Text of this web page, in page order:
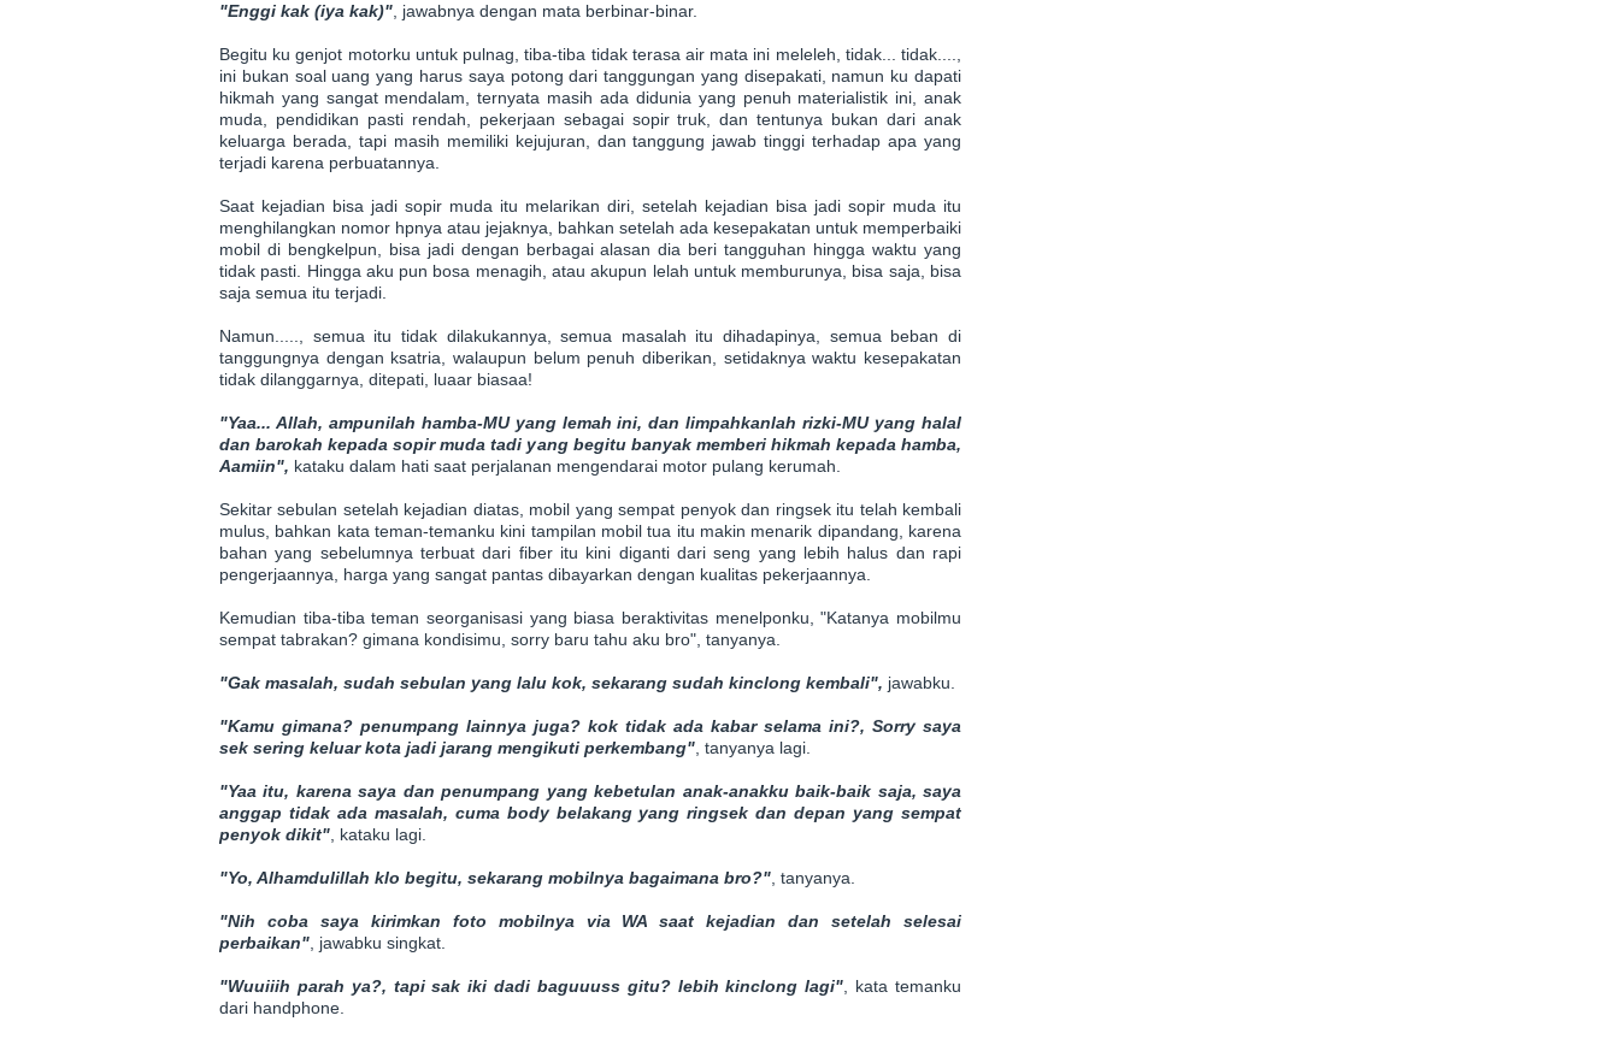
"Enggi kak (iya kak)" , jawabnya dengan mata berbinar-binar.
Begitu ku genjot motorku untuk pulnag, tiba-tiba tidak terasa air mata ini meleleh, tidak... tidak....,
ini bukan soal uang yang harus saya potong dari tanggungan yang disepakati, namun ku dapati
hikmah yang sangat mendalam, ternyata masih ada didunia yang penuh materialistik ini, anak
muda, pendidikan pasti rendah, pekerjaan sebagai sopir truk, dan tentunya bukan dari anak
keluarga berada, tapi masih memiliki kejujuran, dan tanggung jawab tinggi terhadap apa yang
terjadi karena perbuatannya.
Saat kejadian bisa jadi sopir muda itu melarikan diri, setelah kejadian bisa jadi sopir muda itu
menghilangkan nomor hpnya atau jejaknya, bahkan setelah ada kesepakatan untuk memperbaiki
mobil di bengkelpun, bisa jadi dengan berbagai alasan dia beri tangguhan hingga waktu yang
tidak pasti. Hingga aku pun bosa menagih, atau akupun lelah untuk memburunya, bisa saja, bisa
saja semua itu terjadi.
Namun....., semua itu tidak dilakukannya, semua masalah itu dihadapinya, semua beban di
tanggungnya dengan ksatria, walaupun belum penuh diberikan, setidaknya waktu kesepakatan
tidak dilanggarnya, ditepati, luaar biasaa!
"Yaa... Allah, ampunilah hamba-MU yang lemah ini, dan limpahkanlah rizki-MU yang halal
dan barokah kepada sopir muda tadi yang begitu banyak memberi hikmah kepada hamba,
Aamiin", kataku dalam hati saat perjalanan mengendarai motor pulang kerumah.
Sekitar sebulan setelah kejadian diatas, mobil yang sempat penyok dan ringsek itu telah kembali
mulus, bahkan kata teman-temanku kini tampilan mobil tua itu makin menarik dipandang, karena
bahan yang sebelumnya terbuat dari fiber itu kini diganti dari seng yang lebih halus dan rapi
pengerjaannya, harga yang sangat pantas dibayarkan dengan kualitas pekerjaannya.
Kemudian tiba-tiba teman seorganisasi yang biasa beraktivitas menelponku, "Katanya mobilmu
sempat tabrakan? gimana kondisimu, sorry baru tahu aku bro", tanyanya.
"Gak masalah, sudah sebulan yang lalu kok, sekarang sudah kinclong kembali", jawabku.
"Kamu gimana? penumpang lainnya juga? kok tidak ada kabar selama ini?, Sorry saya
sek sering keluar kota jadi jarang mengikuti perkembang" , tanyanya lagi.
"Yaa itu, karena saya dan penumpang yang kebetulan anak-anakku baik-baik saja, saya
anggap tidak ada masalah, cuma body belakang yang ringsek dan depan yang sempat
penyok dikit" , kataku lagi.
"Yo, Alhamdulillah klo begitu, sekarang mobilnya bagaimana bro?" , tanyanya.
"Nih coba saya kirimkan foto mobilnya via WA saat kejadian dan setelah selesai
perbaikan" , jawabku singkat.
"Wuuiiih parah ya?, tapi sak iki dadi baguuuss gitu? lebih kinclong lagi" , kata temanku
dari handphone.